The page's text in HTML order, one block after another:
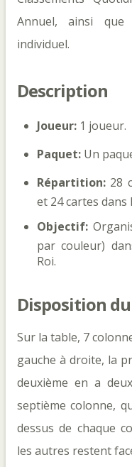
Annuel, ainsi
individuel.
Description
Joueur: 1 joueur.
Paquet: Un
Répartition: 28
et 24 cartes dans
Objectif:
par couleur)
Roi.
Disposition
Sur la table, 7
gauche à droite, la
deuxième en a
septième colonne,
dessus de chaque
les autres restent